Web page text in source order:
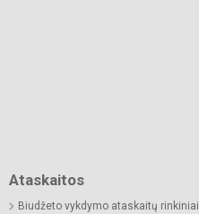
Ataskaitos
Biudžeto vykdymo ataskaitų rinkiniai